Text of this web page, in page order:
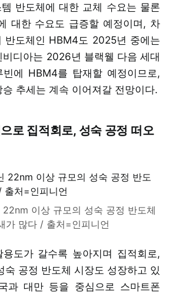
반도체에 대한 교체 수요는 물론
대한 수요도 급증할 예정이며, 차
반도체인 HBM4도 2025년 중에는
디아는 2026년 블랙웰 다음 세대
에 HBM4를 탑재할 예정이므로,
추세는 계속 이어져갈 전망이다.
로 집적회로, 성숙 공정 떠오
이상 규모의 성숙 공정 반도체
가 많다 / 출처=인피니언
도가 갈수록 높아지며 집적회로,
공정 반도체 시장도 성장하고 있
과 대만 등을 중심으로 스마트폰